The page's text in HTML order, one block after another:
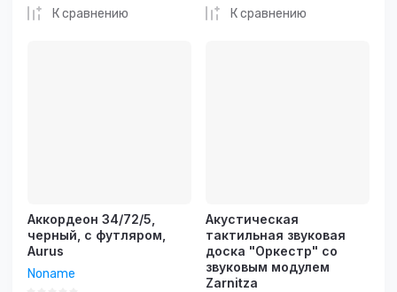
К сравнению К сравнению
Аккордеон 34/72/5,
черный, с футляром,
Aurus
Noname
Акустическая
тактильная звуковая
доска "Оркестр" со
звуковым модулем
Zarnitza